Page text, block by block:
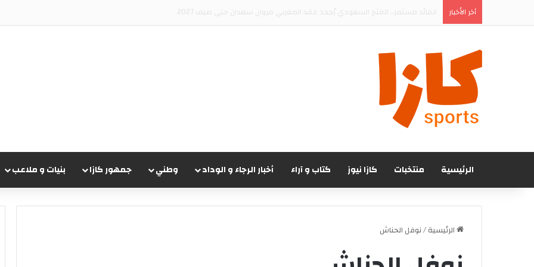
أخر الأخبار
الرئيسية منتخبات كازا نيوز كتاب و آراء أخبار الرجاء و الوداد وطني جمهور كازا بنيات و ملاعب
الرئيسية/نوفل الحناش